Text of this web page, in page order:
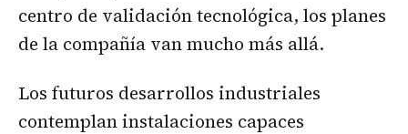
centro de validación tecnológica, los planes
de la compañía van mucho más allá.
Los futuros desarrollos industriales
contemplan instalaciones capaces